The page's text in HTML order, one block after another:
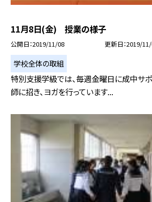
11月8日(金) 授業の様子
公開日 2019/11/08 更新日 2019/
学校全体の取組
特別支援学級では、毎週金曜日に成中サ
師に招き、ヨガを行っています...